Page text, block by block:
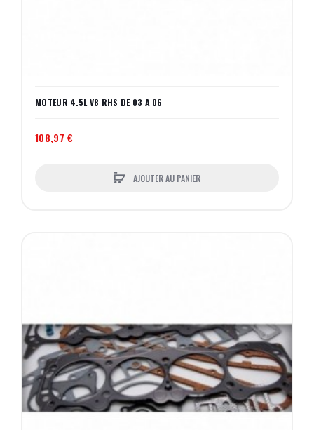
MOTEUR 4.5L V8 RHS DE 03 A 06
108,97 €
AJOUTER AU PANIER